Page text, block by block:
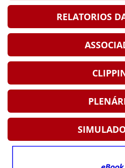
RELATORIOS